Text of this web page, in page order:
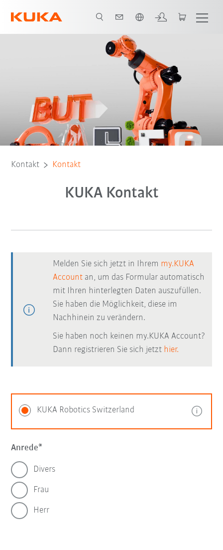
Kontakt Kontakt
KUKA Kontakt
Melden Sie sich jetzt in Ihrem my.KUKA
Account an, um das Formular automatisch
mit Ihren hinterlegten Daten auszufüllen.
Sie haben die Möglichkeit, diese im
Nachhinein zu verändern.
Sie haben noch keinen my.KUKA Account?
Dann registrieren Sie sich jetzt hier.
KUKA Robotics Switzerland
Anrede
Divers
Frau
Herr